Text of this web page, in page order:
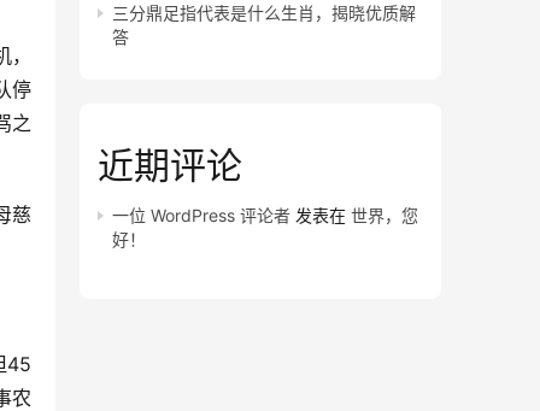
停
之
慈
45
农
三分鼎足指代表是什么生肖，揭晓优质解
答
近期评论
一位 WordPress 评论者 发表在 世界，您
好！